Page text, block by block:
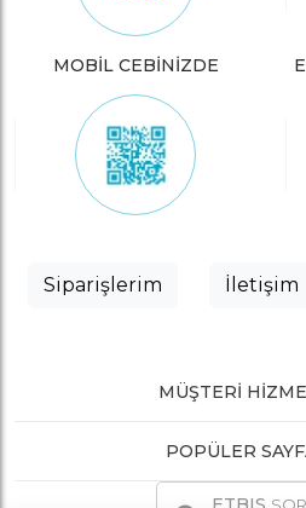
MOBİL CEBİNİZDE
Siparişlerim İletişim
MÜŞTERI
POPÜLER